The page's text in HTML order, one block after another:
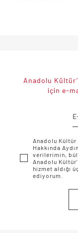
Anadolu
için e-
Anadolu Kültür
Hakkında
verilerimin,
Anadolu
hizmet aldığı
ediyorum.